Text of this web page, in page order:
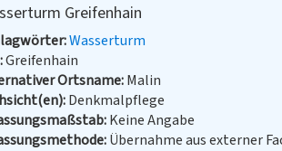
Greifenhain
Wasserturm
Greifenhain
Ortsname Malin
Denkmalpflege
Keine Angabe
Übernahme aus externer